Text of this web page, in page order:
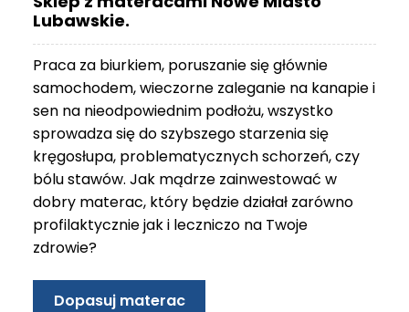
Lubawskie.
Praca za biurkiem, poruszanie się głównie
samochodem, wieczorne zaleganie na kanapie i
sen na nieodpowiednim podłożu, wszystko
sprowadza się do szybszego starzenia się
kręgosłupa, problematycznych schorzeń, czy
bólu stawów. Jak mądrze zainwestować w
dobry materac, który będzie działał zarówno
profilaktycznie jak i leczniczo na Twoje
zdrowie?
Dopasuj materac